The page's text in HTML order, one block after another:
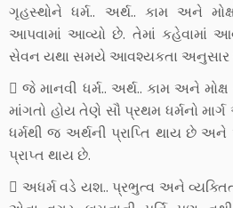
ગૃહસ્થોને ધર્મ.. અર્થ.. કામ અને
આપવામાં આવ્યો છે. તેમાં કહેવામાં
સેવન યથા સમયે આવશ્યકતા
 જે માનવી ધર્મ.. અર્થ.. કામ અને
માંગતો હોય તેણે સૌ પ્રથમ ધર્મનો
ધર્મથી જ અર્થની પ્રાપ્તિ થાય છે અને
પ્રાપ્ત થાય છે.
 અધર્મ વડે યશ.. પ્રભુત્વ અને